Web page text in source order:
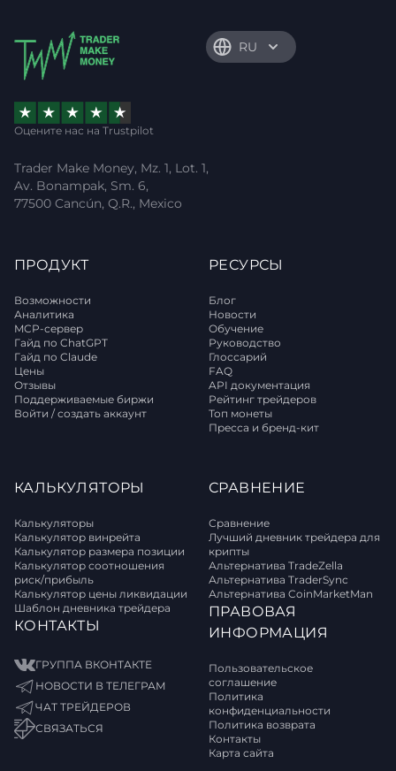
RU
Оцените нас на Trustpilot
Trader Make Money, Mz. 1, Lot. 1,
Av. Bonampak, Sm. 6,
77500 Cancún, Q.R., Mexico
ПРОДУКТ
Возможности
Аналитика
MCP-сервер
Гайд по ChatGPT
Гайд по Claude
Цены
Отзывы
Поддерживаемые биржи
Войти / создать аккаунт
РЕСУРСЫ
Блог
Новости
Обучение
Руководство
Глоссарий
FAQ
API документация
Рейтинг трейдеров
Топ монеты
Пресса и бренд-кит
КАЛЬКУЛЯТОРЫ
Калькуляторы
Калькулятор винрейта
Калькулятор размера позиции
Калькулятор соотношения
риск/прибыль
Калькулятор цены ликвидации
Шаблон дневника трейдера
КОНТАКТЫ
ГРУППА ВКОНТАКТЕ
НОВОСТИ В ТЕЛЕГРАМ
ЧАТ ТРЕЙДЕРОВ
СВЯЗАТЬСЯ
СРАВНЕНИЕ
Сравнение
Лучший дневник трейдера для
крипты
Альтернатива TradeZella
Альтернатива TraderSync
Альтернатива CoinMarketMan
ПРАВОВАЯ
ИНФОРМАЦИЯ
Пользовательское
соглашение
Политика
конфиденциальности
Политика возврата
Контакты
Карта сайта